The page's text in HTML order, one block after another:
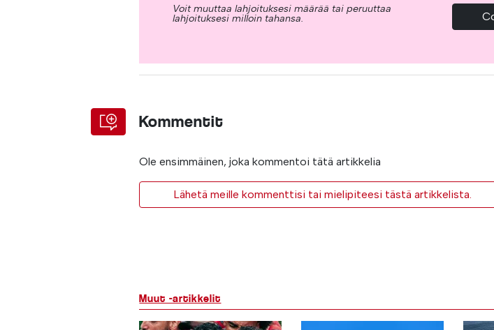
Voit muuttaa lahjoituksesi määrää tai peruuttaa
lahjoituksesi milloin tahansa.
Kommentit
Ole ensimmäinen, joka kommentoi tätä artikkelia
Lähetä meille kommenttisi tai mielipiteesi tästä artikkelista.
Muut -artikkelit